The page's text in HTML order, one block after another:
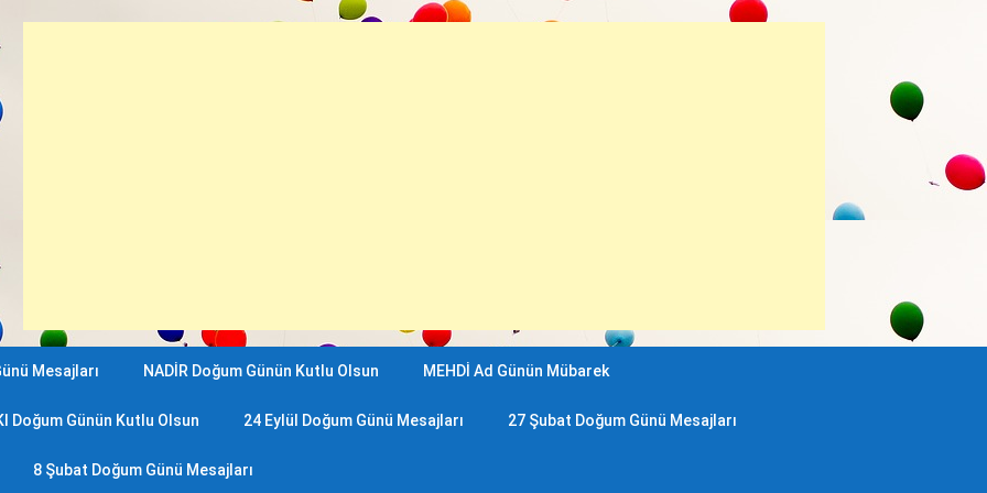
Mesajları NADİR Doğum Günün Kutlu Olsun MEHDİ Ad Günün Mübarek
Doğum Günün Kutlu Olsun 24 Eylül Doğum Günü Mesajları 27 Şubat Doğum Günü Mesajları
8 Şubat Doğum Günü Mesajları